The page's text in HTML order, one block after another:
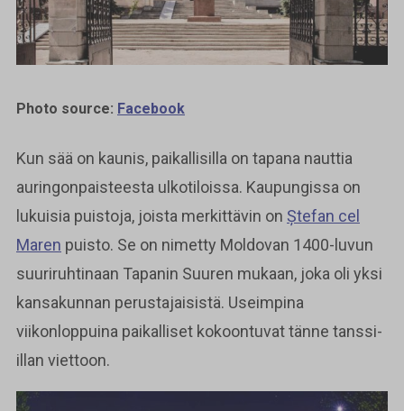
Photo source: Facebook
Kun sää on kaunis, paikallisilla on tapana nauttia
auringonpaisteesta ulkotiloissa. Kaupungissa on
lukuisia puistoja, joista merkittävin on Ștefan cel
Maren puisto. Se on nimetty Moldovan 1400-luvun
suuriruhtinaan Tapanin Suuren mukaan, joka oli yksi
kansakunnan perustajaisistä. Useimpina
viikonloppuina paikalliset kokoontuvat tänne tanssi-
illan viettoon.